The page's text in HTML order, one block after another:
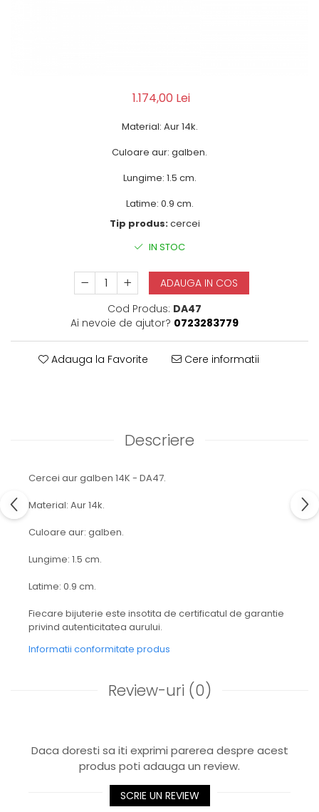
1.174,00 Lei
Material: Aur 14k.
Culoare aur: galben.
Lungime: 1.5 cm.
Latime: 0.9 cm.
Tip produs:cercei
IN STOC
ADAUGA IN COS
Cod Produs: DA47
Ai nevoie de ajutor? 0723283779
Adauga la Favorite Cere informatii
Descriere
Cercei aur galben 14K - DA47.
Material: Aur 14k.
Culoare aur: galben.
Lungime: 1.5 cm.
Latime: 0.9 cm.
Fiecare bijuterie este insotita de certificatul de garantie
privind autenticitatea aurului.
Informatii conformitate produs
Review-uri (0)
Daca doresti sa iti exprimi parerea despre acest
produs poti adauga un review.
SCRIE UN REVIEW